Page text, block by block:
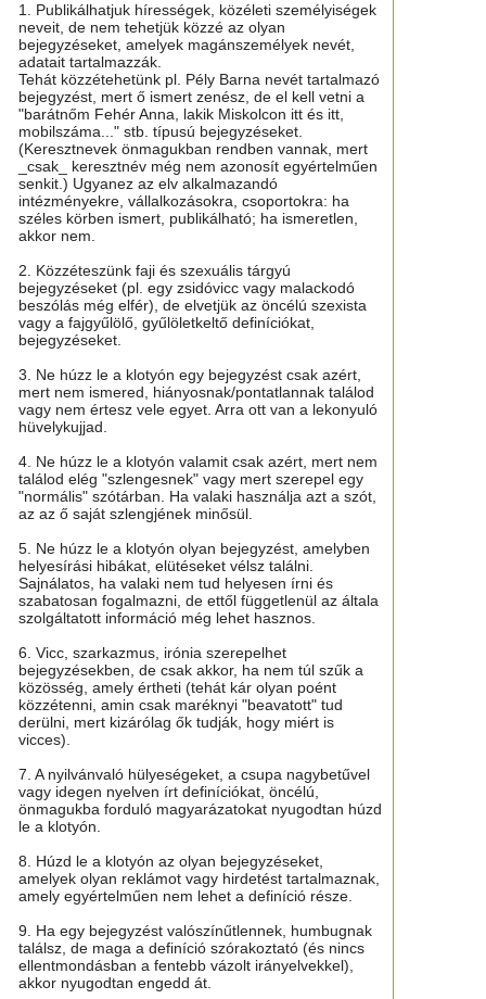
1. Publikálhatjuk hírességek, közéleti személyiségek
neveit, de nem tehetjük közzé az olyan
bejegyzéseket, amelyek magánszemélyek nevét,
adatait tartalmazzák.
Tehát közzétehetünk pl. Pély Barna nevét tartalmazó
bejegyzést, mert ő ismert zenész, de el kell vetni a
"barátnőm Fehér Anna, lakik Miskolcon itt és itt,
mobilszáma..." stb. típusú bejegyzéseket.
(Keresztnevek önmagukban rendben vannak, mert
_csak_ keresztnév még nem azonosít egyértelműen
senkit.) Ugyanez az elv alkalmazandó
intézményekre, vállalkozásokra, csoportokra: ha
széles körben ismert, publikálható; ha ismeretlen,
akkor nem.
2. Közzéteszünk faji és szexuális tárgyú
bejegyzéseket (pl. egy zsidóvicc vagy malackodó
beszólás még elfér), de elvetjük az öncélú szexista
vagy a fajgyűlölő, gyűlöletkeltő definíciókat,
bejegyzéseket.
3. Ne húzz le a klotyón egy bejegyzést csak azért,
mert nem ismered, hiányosnak/pontatlannak találod
vagy nem értesz vele egyet. Arra ott van a lekonyuló
hüvelykujjad.
4. Ne húzz le a klotyón valamit csak azért, mert nem
találod elég "szlengesnek" vagy mert szerepel egy
"normális" szótárban. Ha valaki használja azt a szót,
az az ő saját szlengjének minősül.
5. Ne húzz le a klotyón olyan bejegyzést, amelyben
helyesírási hibákat, elütéseket vélsz találni.
Sajnálatos, ha valaki nem tud helyesen írni és
szabatosan fogalmazni, de ettől függetlenül az általa
szolgáltatott információ még lehet hasznos.
6. Vicc, szarkazmus, irónia szerepelhet
bejegyzésekben, de csak akkor, ha nem túl szűk a
közösség, amely értheti (tehát kár olyan poént
közzétenni, amin csak maréknyi "beavatott" tud
derülni, mert kizárólag ők tudják, hogy miért is
vicces).
7. A nyilvánvaló hülyeségeket, a csupa nagybetűvel
vagy idegen nyelven írt definíciókat, öncélú,
önmagukba forduló magyarázatokat nyugodtan húzd
le a klotyón.
8. Húzd le a klotyón az olyan bejegyzéseket,
amelyek olyan reklámot vagy hirdetést tartalmaznak,
amely egyértelműen nem lehet a definíció része.
9. Ha egy bejegyzést valószínűtlennek, humbugnak
találsz, de maga a definíció szórakoztató (és nincs
ellentmondásban a fentebb vázolt irányelvekkel),
akkor nyugodtan engedd át.